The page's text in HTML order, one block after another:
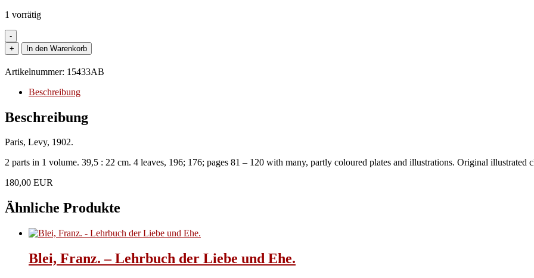
1 vorrätig
-
Art
et
Décoration.
mensuelle
moderne.
Volume
Menge
+ In den Warenkorb
Artikelnummer: 15433AB
Beschreibung
Beschreibung
Paris, Levy, 1902.
2 parts in 1 volume. 39,5 : 22 cm. 4 leaves, 196; 176; pages 81 – 120 with many, partly coloured plates and illustrations. Original illustrated
180,00 EUR
Ähnliche Produkte
Blei, Franz. – Lehrbuch der Liebe und Ehe.